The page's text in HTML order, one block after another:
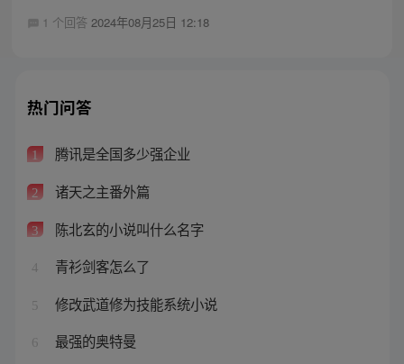
1 个回答 2024年08月25日 12:18
热门问答
1 腾讯是全国多少强企业
2 诸天之主番外篇
3 陈北玄的小说叫什么名字
4 青衫剑客怎么了
5 修改武道修为技能系统小说
6 最强的奥特曼